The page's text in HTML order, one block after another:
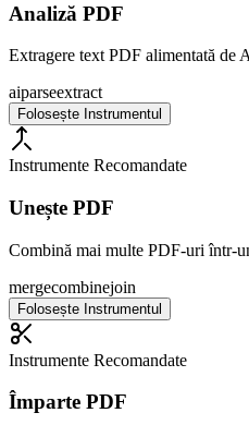
Analiză PDF
Extragere text PDF alimentată de
aiparseextract
Folosește Instrumentul
Instrumente Recomandate
Unește PDF
Combină mai multe PDF-uri într-
mergecombinejoin
Folosește Instrumentul
Instrumente Recomandate
Împarte PDF